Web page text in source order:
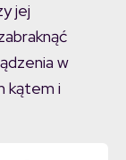
jej
w
kątem i